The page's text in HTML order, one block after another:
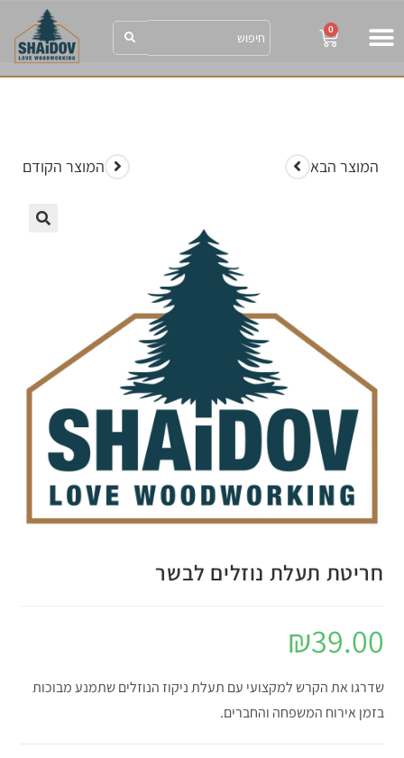
0
המוצר הקודם המוצר הבא
חריטת תעלת נוזלים לבשר
₪39.00
שדרגו את הקרש למקצועי עם תעלת ניקוז הנוזלים שתמנע מבוכות
בזמן אירוח המשפחה והחברים.